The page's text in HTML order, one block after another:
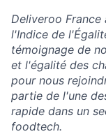
Deliveroo
l'Indice de
témoignage de
et l'égalité des
pour nous
partie de l'une
rapide dans un
foodtech.